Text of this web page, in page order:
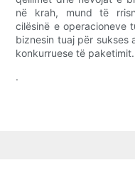
në krah, mund të
cilësinë e operacioneve
biznesin tuaj për sukses
konkurruese të paketimit.
.